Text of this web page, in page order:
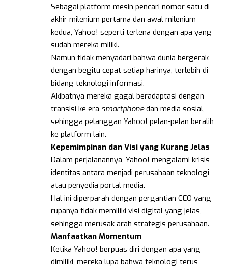
Sebagai platform mesin pencari nomor satu di
akhir milenium pertama dan awal milenium
kedua, Yahoo! seperti terlena dengan apa yang
sudah mereka miliki.
Namun tidak menyadari bahwa dunia bergerak
dengan begitu cepat setiap harinya, terlebih di
bidang teknologi informasi.
Akibatnya mereka gagal beradaptasi dengan
transisi ke era smartphonedan media sosial,
sehingga pelanggan Yahoo! pelan-pelan beralih
ke platform lain.
Kepemimpinan dan Visi yang Kurang Jelas
Dalam perjalanannya, Yahoo! mengalami krisis
identitas antara menjadi perusahaan teknologi
atau penyedia portal media.
Hal ini diperparah dengan pergantian CEO yang
rupanya tidak memiliki visi digital yang jelas,
sehingga merusak arah strategis perusahaan.
Manfaatkan Momentum
Ketika Yahoo! berpuas diri dengan apa yang
dimiliki, mereka lupa bahwa teknologi terus